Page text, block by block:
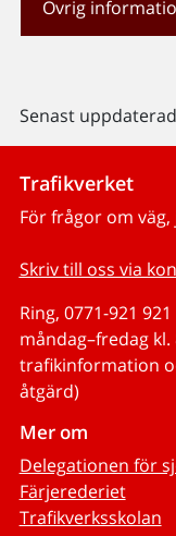
Övrig
Senast
Trafikverket
För frågor om
Skriv till oss via
Ring, 0771-921 921
måndag–fredag
trafikinformation
åtgärd)
Mer om
Delegationen för
Färjerederiet
Trafikverksskolan